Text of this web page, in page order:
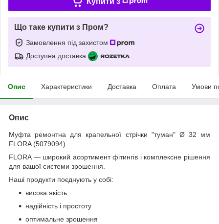
Що таке купити з Пром?
Замовлення під захистом
Доступна доставка
Опис Характеристики Доставка Оплата Умови
Опис
Муфта ремонтна для крапельної стрічки "туман" Ø 32 мм
FLORA (5079094)
FLORA — широкий асортимент фітингів і комплексне рішення
для вашої системи зрошення.
Наші продукти поєднують у собі:
висока якість
надійність і простоту
оптимальне зрошення